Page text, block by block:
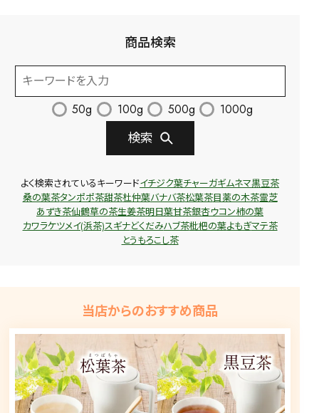
商品検索
50g 100g 500g 1000g
検索
よく検索されているキーワードイチジク葉チャーガギムネマ黒豆茶
桑の葉茶タンポポ茶甜茶杜仲葉バナバ茶松葉茶目薬の木茶霊芝
あずき茶仙鶴草の茶生姜茶明日葉甘茶銀杏ウコン柿の葉
カワラケツメイ(浜茶)スギナどくだみハブ茶枇杷の葉よもぎマテ茶
とうもろこし茶
当店からのおすすめ商品